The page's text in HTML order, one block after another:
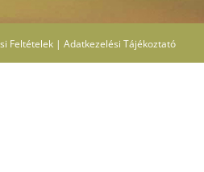
Feltételek | Adatkezelési Tájékoztató